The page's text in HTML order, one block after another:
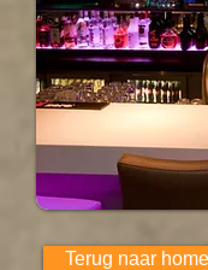
Terug naar home